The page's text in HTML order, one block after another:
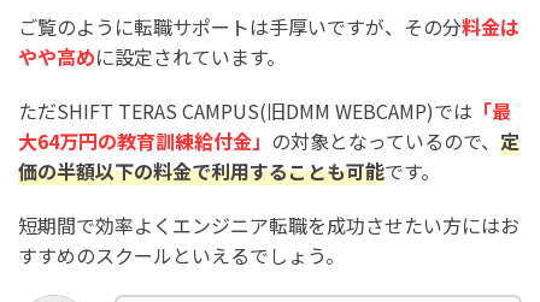
ご覧のように転職サポートは手厚いですが、その分料金は
やや高めに設定されています。
ただSHIFT TERAS CAMPUS(旧DMM WEBCAMP)では 「最
大64万円の教育訓練給付金」 の対象となっているので、 定
価の半額以下の料金で利用することも可能です。
短期間で効率よくエンジニア転職を成功させたい方にはお
すすめのスクールといえるでしょう。